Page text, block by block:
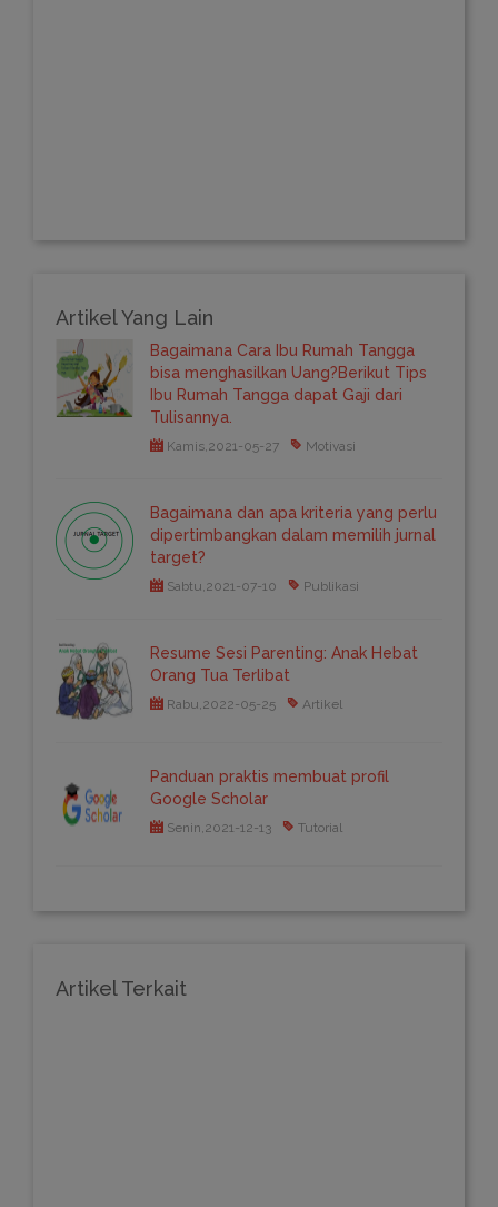
Artikel Yang Lain
Bagaimana Cara Ibu Rumah Tangga
bisa menghasilkan Uang?Berikut Tips
Ibu Rumah Tangga dapat Gaji dari
Tulisannya.
Kamis,2021-05-27 Motivasi
Bagaimana dan apa kriteria yang perlu
dipertimbangkan dalam memilih jurnal
target?
Sabtu,2021-07-10 Publikasi
Resume Sesi Parenting: Anak Hebat
Orang Tua Terlibat
Rabu,2022-05-25 Artikel
Panduan praktis membuat profil
Google Scholar
Senin,2021-12-13 Tutorial
Artikel Terkait